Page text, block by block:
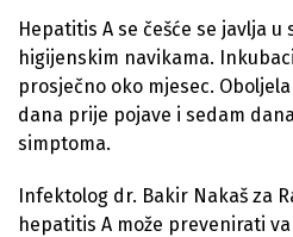
Hepatitis A se češće se javlja u
higijenskim navikama.
prosječno oko mjesec.
dana prije pojave i sedam
simptoma.
Infektolog dr. Bakir Nakaš za
hepatitis A može prevenirati